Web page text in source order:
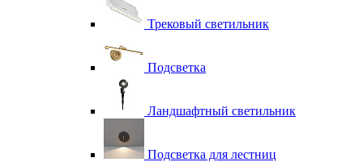
Трековый светильник
Подсветка
Ландшафтный светильник
Подсветка для лестниц